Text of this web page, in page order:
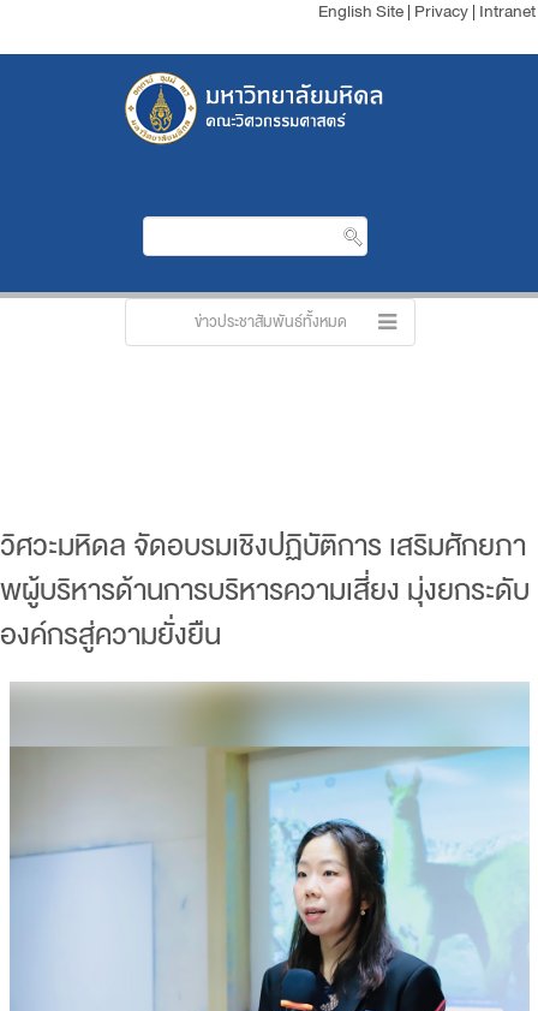
English Site| Privacy| Intranet
ข่าวประชาสัมพันธ์ทั้งหมด
วิศวะมหิดล จัดอบรมเชิงปฏิบัติการ เสริมศักยภา
พผู้บริหารด้านการบริหารความเสี่ยง มุ่งยกระดับ
องค์กรสู่ความยั่งยืน